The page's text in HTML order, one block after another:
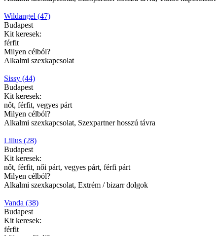
Wildangel (47)
Budapest
Kit keresek:
férfit
Milyen célból?
Alkalmi szexkapcsolat
Sissy (44)
Budapest
Kit keresek:
nőt, férfit, vegyes párt
Milyen célból?
Alkalmi szexkapcsolat, Szexpartner hosszú távra
Lillus (28)
Budapest
Kit keresek:
nőt, férfit, női párt, vegyes párt, férfi párt
Milyen célból?
Alkalmi szexkapcsolat, Extrém / bizarr dolgok
Vanda (38)
Budapest
Kit keresek:
férfit